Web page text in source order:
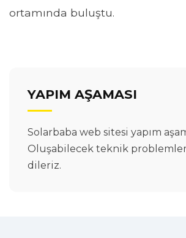
ortamında buluştu.
YAPIM AŞAMASI
Solarbaba web sitesi yapım
Oluşabilecek teknik
dileriz.